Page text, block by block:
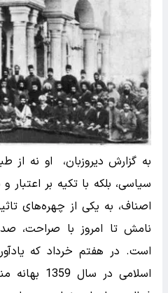
به گزارش دیروزبان، او نه از
سیاسی، بلکه با تکیه بر
اصناف، به یکی از چهره‌های
نامش تا امروز با صراحت،
است. در هفتم خرداد که
اسلامی در